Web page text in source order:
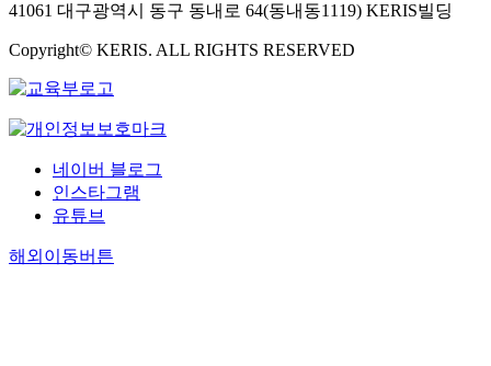
41061 대구광역시 동구 동내로 64(동내동1119) KERIS빌딩
Copyright© KERIS. ALL RIGHTS RESERVED
네이버 블로그
인스타그램
유튜브
해외이동버튼